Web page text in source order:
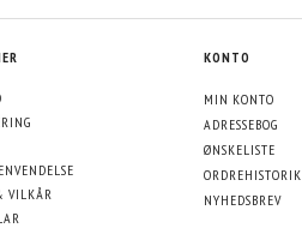
VILKÅR
KONTO
MIN KONTO
ADRESSEBOG
ØNSKELISTE
ORDREHISTORIK
NYHEDSBREV